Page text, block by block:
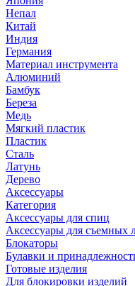
Непал
Китай
Индия
Германия
Материал инструмента
Алюминий
Бамбук
Береза
Медь
Мягкий пластик
Пластик
Сталь
Латунь
Дерево
Аксессуары
Категория
Аксессуары для спиц
Аксессуары для съемных
Блокаторы
Булавки и
Готовые изделия
Для блокировки изделий